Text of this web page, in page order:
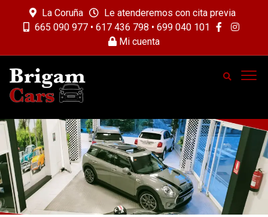
La Coruña
Le atenderemos con cita previa
665 090 977 • 617 436 798 • 699 040 101
Mi cuenta